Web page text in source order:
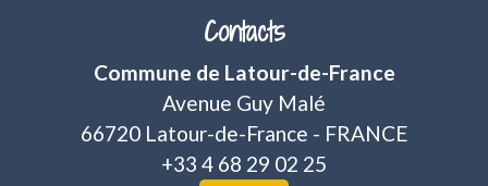
Contacts
Commune de Latour-de-France
Avenue Guy Malé
66720 Latour-de-France - FRANCE
+33 4 68 29 02 25